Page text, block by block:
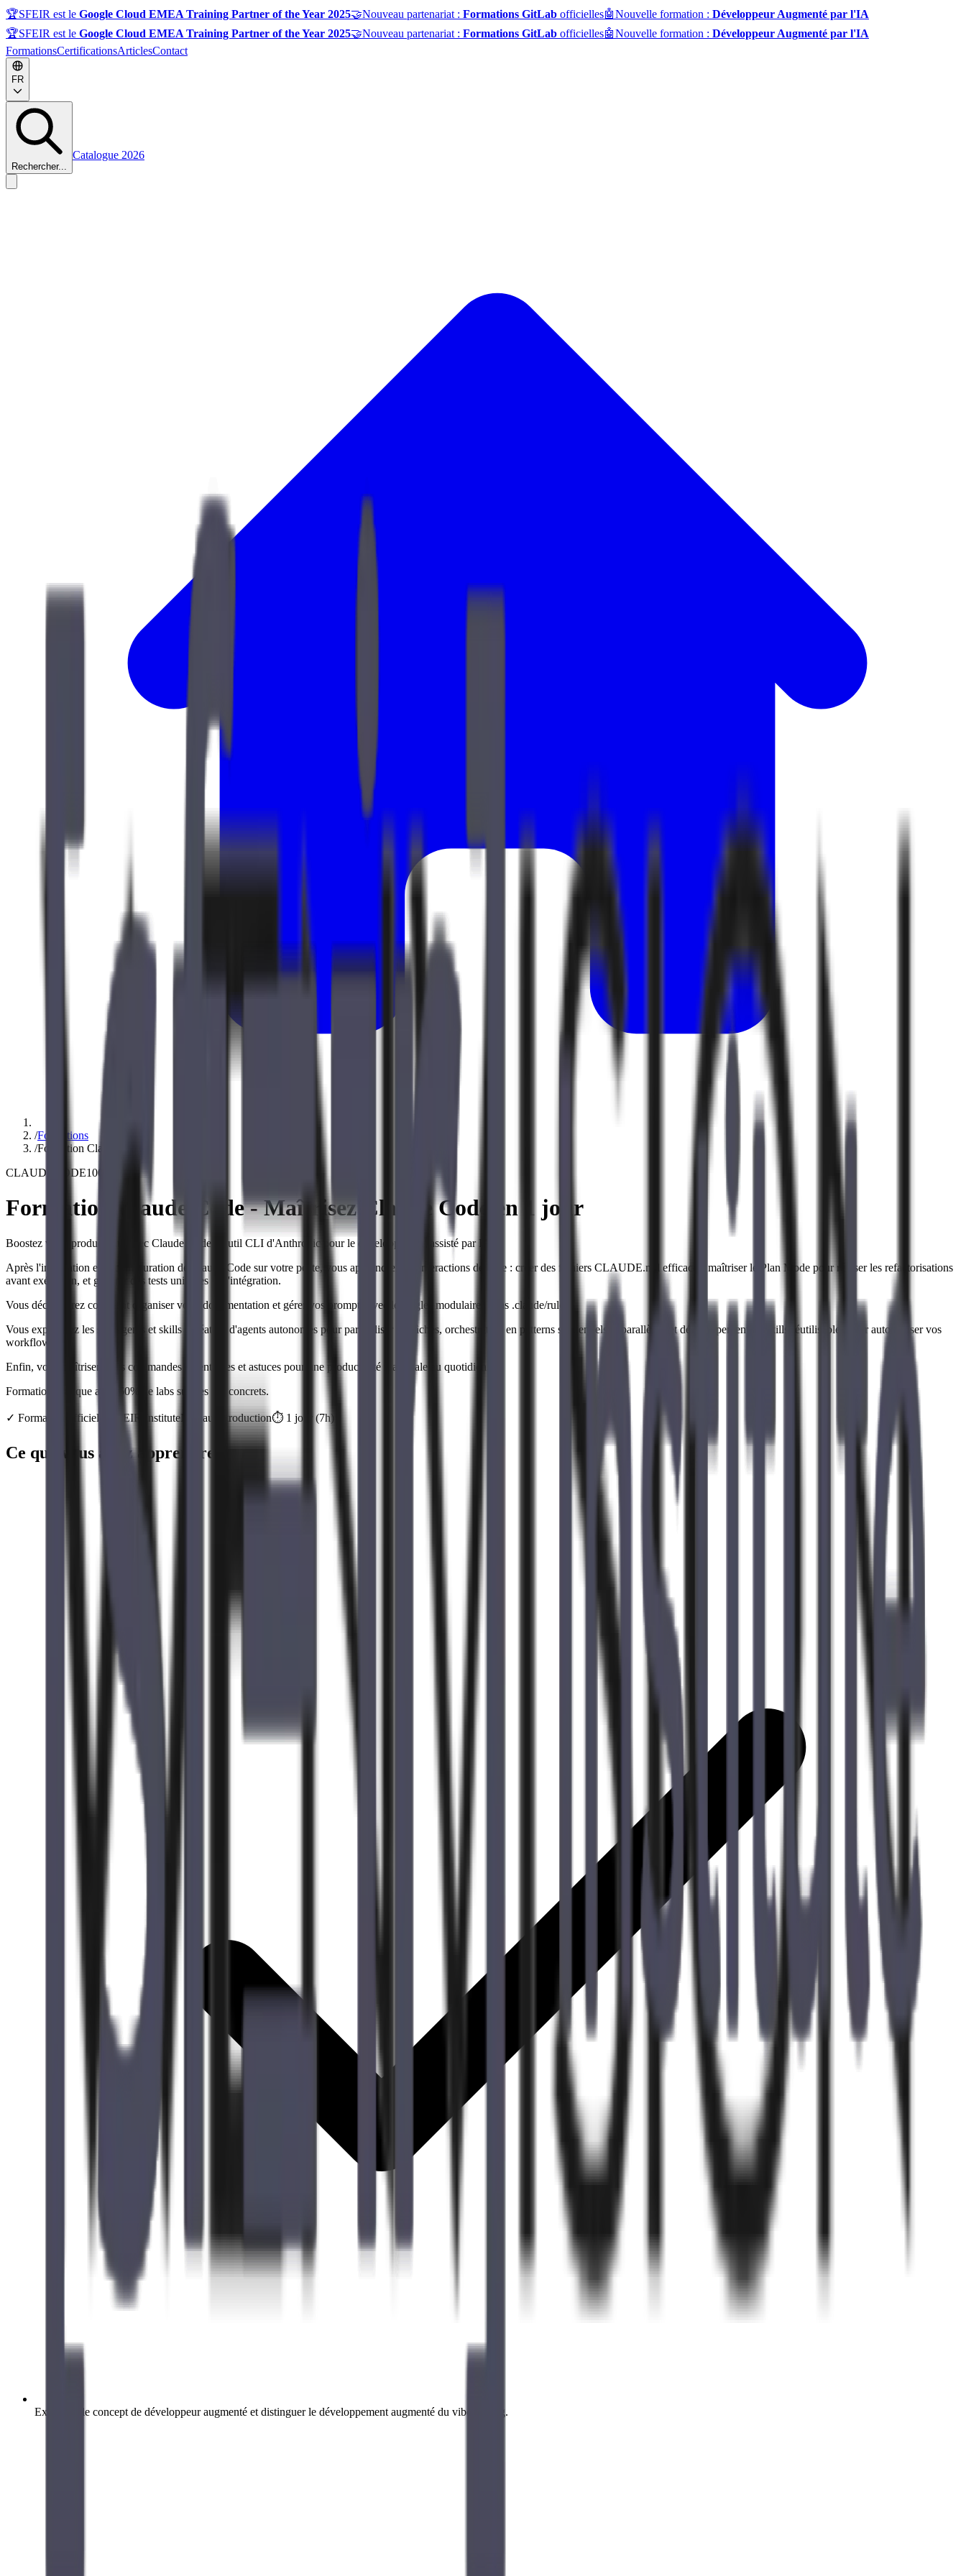
🏆SFEIR est le Google Cloud EMEA Training Partner of the Year 2025🤝Nouveau partenariat : Formations GitLab officielles🤖Nouvelle formation : Développeur Augmenté par l'IA
🏆SFEIR est le Google Cloud EMEA Training Partner of the Year 2025🤝Nouveau partenariat : Formations GitLab officielles🤖Nouvelle formation : Développeur Augmenté par l'IA
FormationsCertificationsArticlesContact
FR
Rechercher...
Catalogue 2026
/Formations
/Formation Claude Code
CLAUDECODE100
Formation Claude Code - Maîtrisez Claude Code en 1 jour
Boostez votre productivité avec Claude Code, l'outil CLI d'Anthropic pour le développement assisté par IA.
Après l'installation et la configuration de Claude Code sur votre poste, vous apprendrez les interactions de base : créer des fichiers CLAUDE.md efficaces, maîtriser le Plan Mode pour réviser les refactorisations
avant exécution, et générer des tests unitaires et d'intégration.
Vous découvrirez comment organiser votre documentation et gérer vos prompts avec les règles modulaires dans .claude/rules/.
Vous explorerez les sub-agents et skills : création d'agents autonomes pour paralléliser les tâches, orchestration en patterns séquentiels et parallèles, et développement de skills réutilisables pour automatiser vos
workflows.
Enfin, vous maîtriserez les commandes essentielles et astuces pour une productivité maximale au quotidien.
Formation pratique avec 60% de labs sur des cas concrets.
✓ Formation officielle SFEIR InstituteNiveau Introduction⏱️ 1 jour (7h)
Ce que vous allez apprendre
Expliquer le concept de développeur augmenté et distinguer le développement augmenté du vibe coding.